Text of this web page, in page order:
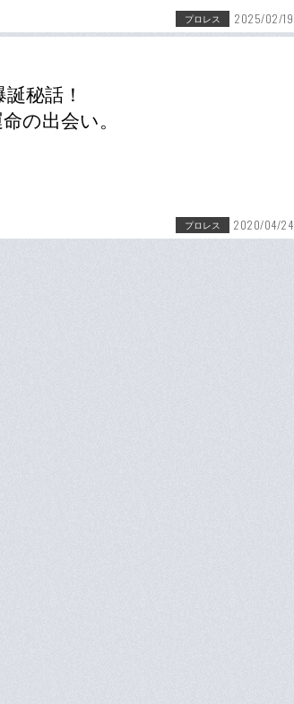
プロレス 2025/02/19
秘話！
の出会い。
プロレス 2020/04/24